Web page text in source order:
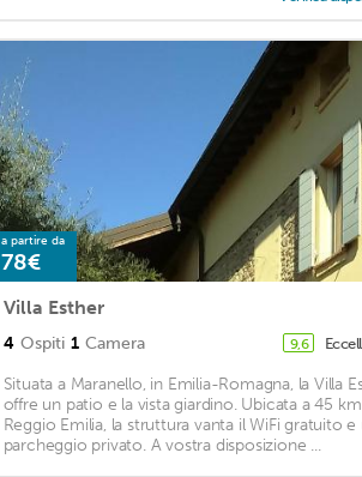
a partire da
78€
Villa Esther
4 Ospiti 1 Camera 9,6
Situata a Maranello, in Emilia-Romagna, la Villa
offre un patio e la vista giardino. Ubicata a 45
Reggio Emilia, la struttura vanta il WiFi gratuito e
parcheggio privato. A vostra disposizione ...